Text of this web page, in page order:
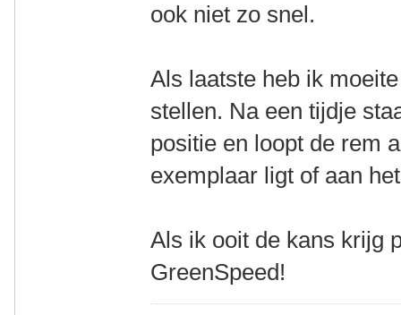
ook niet zo snel.
Als laatste heb ik
stellen. Na een tijdje
positie en loopt de rem
exemplaar ligt of aan
Als ik ooit de kans krijg
GreenSpeed!